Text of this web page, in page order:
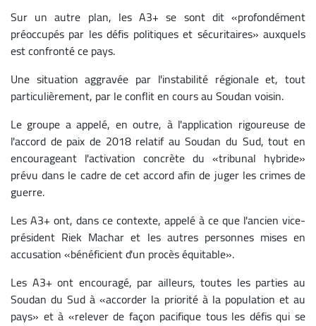
Sur un autre plan, les A3+ se sont dit «profondément
préoccupés par les défis politiques et sécuritaires» auxquels
est confronté ce pays.
Une situation aggravée par l'instabilité régionale et, tout
particulièrement, par le conflit en cours au Soudan voisin.
Le groupe a appelé, en outre, à l'application rigoureuse de
l'accord de paix de 2018 relatif au Soudan du Sud, tout en
encourageant l'activation concrète du «tribunal hybride»
prévu dans le cadre de cet accord afin de juger les crimes de
guerre.
Les A3+ ont, dans ce contexte, appelé à ce que l'ancien vice-
président Riek Machar et les autres personnes mises en
accusation «bénéficient d'un procès équitable».
Les A3+ ont encouragé, par ailleurs, toutes les parties au
Soudan du Sud à «accorder la priorité à la population et au
pays» et à «relever de façon pacifique tous les défis qui se